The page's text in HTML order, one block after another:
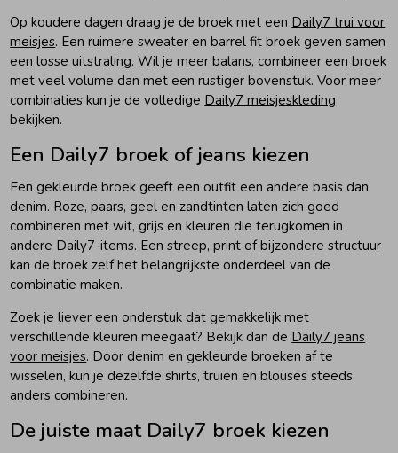
Op koudere dagen draag je de broek met een Daily7 trui voor
meisjes. Een ruimere sweater en barrel fit broek geven samen
een losse uitstraling. Wil je meer balans, combineer een broek
met veel volume dan met een rustiger bovenstuk. Voor meer
combinaties kun je de volledige Daily7 meisjeskleding
bekijken.
Een Daily7 broek of jeans kiezen
Een gekleurde broek geeft een outfit een andere basis dan
denim. Roze, paars, geel en zandtinten laten zich goed
combineren met wit, grijs en kleuren die terugkomen in
andere Daily7-items. Een streep, print of bijzondere structuur
kan de broek zelf het belangrijkste onderdeel van de
combinatie maken.
Zoek je liever een onderstuk dat gemakkelijk met
verschillende kleuren meegaat? Bekijk dan de Daily7 jeans
voor meisjes. Door denim en gekleurde broeken af te
wisselen, kun je dezelfde shirts, truien en blouses steeds
anders combineren.
De juiste maat Daily7 broek kiezen